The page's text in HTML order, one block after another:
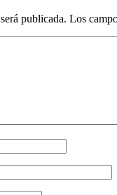
publicada. Los